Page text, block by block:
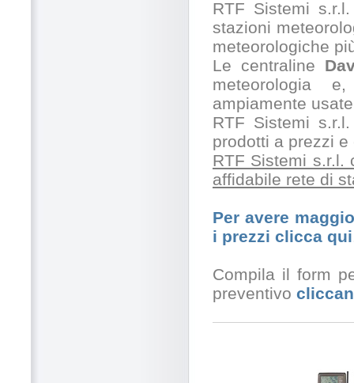
RTF Sistemi
stazioni
meteorologiche
Le centraline
meteorologia
ampiamente
RTF Sistemi
prodotti a prezzi
RTF Sistemi s.r.l.
affidabile rete di
Per avere
i prezzi clicca qui
Compila il form
preventivo